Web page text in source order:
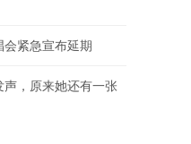
紧急宣布延期
，原来她还有一张